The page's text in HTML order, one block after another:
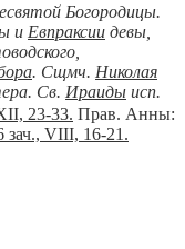
Богородицы.
и Евпраксии девы,
. Сщмч. Николая
Св. Ираиды исп.
23-33. Прав. Анны:
зач., VIII, 16-21.